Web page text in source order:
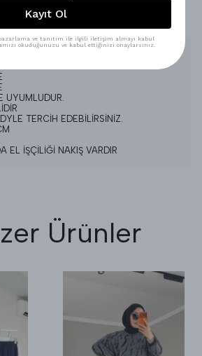
MEMNUNİYET GARANTİSİ!
TERCİH EDEBİLİRSİNİZ.
EL İŞÇİLİĞİ NAKIŞ VARDIR
Ürünler
Kayıt Ol
ve tanıtım ile ilgili iletişim almayı kabul
okuduğunuzu ve kabul ettiğinizi onaylarsınız.